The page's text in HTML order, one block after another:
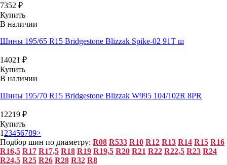
7352 ₽
Купить
В наличии
Шины 195/65 R15 Bridgestone Blizzak Spike-02 91T ш
14021 ₽
Купить
В наличии
Шины 195/70 R15 Bridgestone Blizzak W995 104/102R 8PR
12219 ₽
Купить
1 23456789>
Подбор шин по диаметру: R08 R533 R10 R12 R13 R14 R15 R16
R16,5 R17 R17,5 R18 R19 R19,5 R20 R21 R22 R22,5 R23 R24
R24,5 R25 R26 R28 R32 R8